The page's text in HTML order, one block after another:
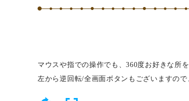
マウスや指での操作でも、360度お好きな所
左から逆回転/全画面ボタンもございますので